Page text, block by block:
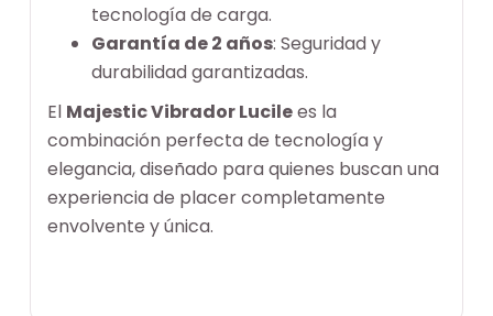
tecnología de carga.
Garantía de 2 años: Seguridad y
durabilidad garantizadas.
El Majestic Vibrador Lucilees la
combinación perfecta de tecnología y
elegancia, diseñado para quienes buscan una
experiencia de placer completamente
envolvente y única.